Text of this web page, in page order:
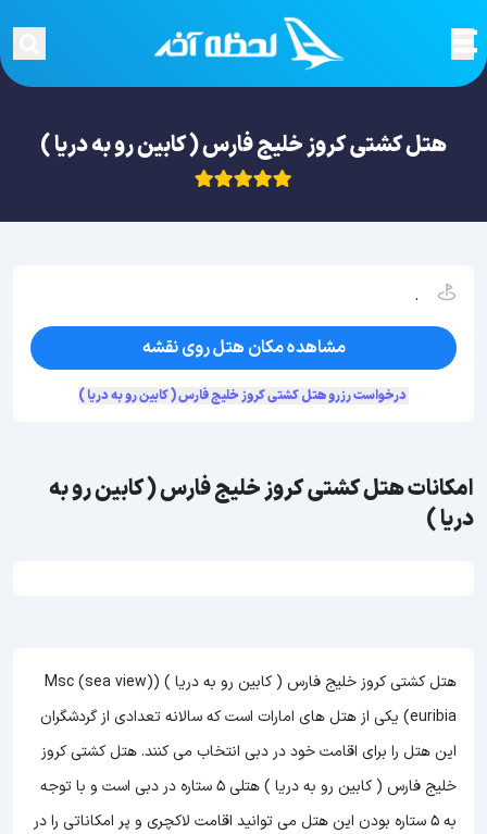
هتل کشتی کروز خلیج فارس ( کابین رو به دریا )
امکانات هتل کشتی کروز خلیج فارس ( کابین رو به
دریا )
هتل کشتی کروز خلیج فارس ( کابین رو به دریا ) ((sea view) Msc
euribia) یکی از هتل های امارات است که سالانه تعدادی از گردشگران
این هتل را برای اقامت خود در دبی انتخاب می کنند. هتل کشتی کروز
خلیج فارس ( کابین رو به دریا ) هتلی 5 ستاره در دبی است و با توجه
به 5 ستاره بودن این هتل
می توانید اقامت لاکچری و پر امکاناتی را در
.
مشاهده مکان هتل روی نقشه
درخواست رزرو هتل کشتی کروز خلیج فارس ( کابین رو به دریا )